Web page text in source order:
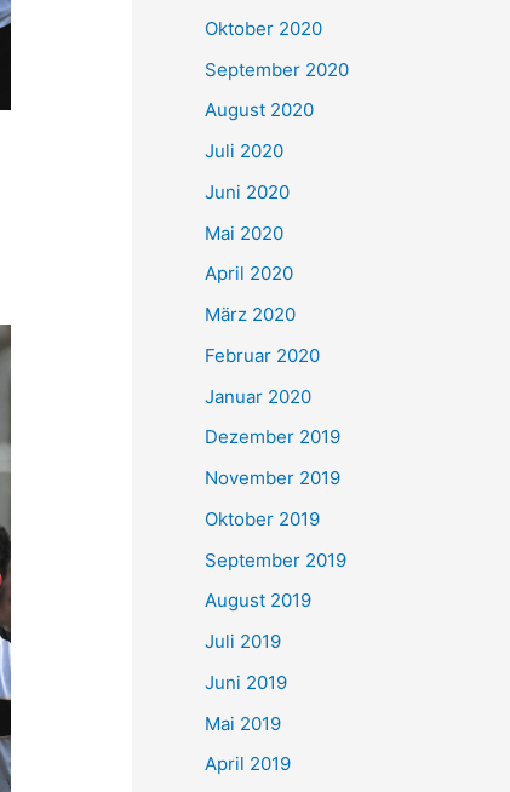
Oktober 2020
September 2020
August 2020
Juli 2020
Juni 2020
Mai 2020
April 2020
März 2020
Februar 2020
Januar 2020
Dezember 2019
November 2019
Oktober 2019
September 2019
August 2019
Juli 2019
Juni 2019
Mai 2019
April 2019